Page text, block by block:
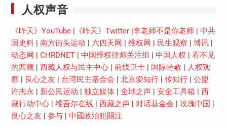
人权声音
《昨天》YouTube| 《昨天》Twitter| 李老师不是你老师| 中共
国史料| 南方街头运动 六四天网 维权网 民生观察 博讯|
动态网
CHRDNET| 中国维权律师关注组 中国人权
看不见
的西藏| 西藏人权与民主中心| 前线卫士| 国际特赦
人权观
察
良心之友 台湾民主基金会 北京爱知行| 传知行| 公盟
许志永
新公民运动 独立媒体| 全球之声| 安全工具箱
西
藏行动中心| 维吾尔在线| 西藏之声| 对话基金会 玫瑰中国
良心之友
参与| 中國政治犯關注